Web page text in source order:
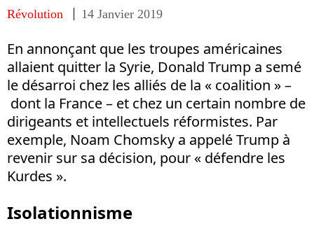
Révolution 14 Janvier 2019
En annonçant que les troupes américaines
allaient quitter la Syrie, Donald Trump a semé
le désarroi chez les alliés de la « coalition » –
dont la France – et chez un certain nombre de
dirigeants et intellectuels réformistes. Par
exemple, Noam Chomsky a appelé Trump à
revenir sur sa décision, pour « défendre les
Kurdes ».
Isolationnisme